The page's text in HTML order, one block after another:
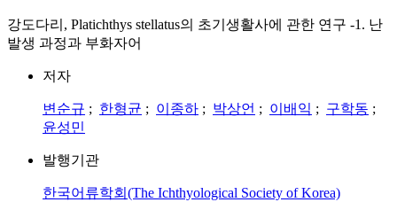
강도다리, Platichthys stellatus의 초기생활사에 관한 연구 -1. 난
발생 과정과 부화자어
저자
변순규 ; 한형균 ; 이종하 ; 박상언 ; 이배익 ; 구학동 ;
윤성민
발행기관
한국어류학회(The Ichthyological Society of Korea)